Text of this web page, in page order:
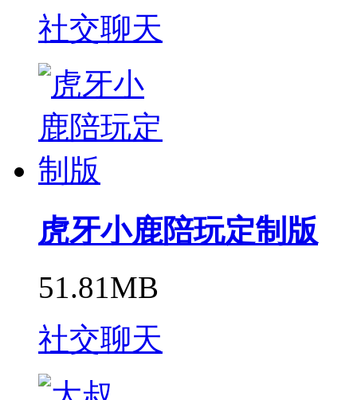
社交聊天
虎牙小鹿陪玩定制版
51.81MB
社交聊天